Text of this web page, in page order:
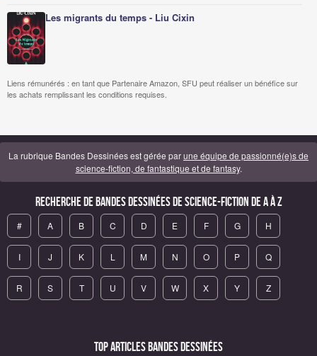
Les migrants du temps - Liu Cixin
Liens rémunérés : en tant que Partenaire Amazon, SFU peut réaliser un bénéfice sur
les achats remplissant les conditions requises.
La rubrique Bandes Dessinées est gérée parune équipe de passionné(e)s de
science-fiction, de fantastique et de fantasy.
Recherche de Bandes Dessinées de science-fiction de A à Z
# A B C D E F G H
I J K L M N O P Q
R S T U V W X Y Z
Top articles Bandes Dessinées